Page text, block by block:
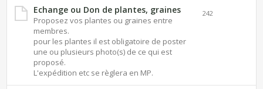
Echange ou Don de plantes, graines
Proposez vos plantes ou graines entre
membres.
pour les plantes il est obligatoire de poster
une ou plusieurs photo(s) de ce qui est
proposé.
L'expédition etc se règlera en MP.
242